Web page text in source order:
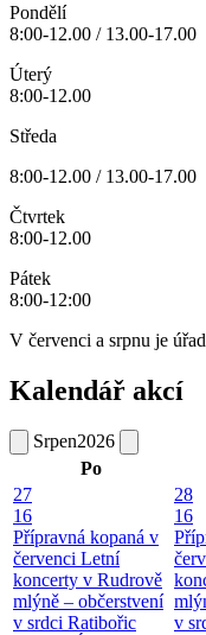
Pondělí
8:00-12.00 / 13.00-17.00
Úterý
8:00-12.00
Středa
8:00-12.00 / 13.00-17.00
Čtvrtek
8:00-12.00
Pátek
8:00-12:00
V červenci a srpnu je
Kalendář akcí
Srpen2026
Po
27
16
Přípravná kopaná v
červenci Letní
koncerty v Rudrově
mlýně – občerstvení
v srdci Ratibořic
28
16
v